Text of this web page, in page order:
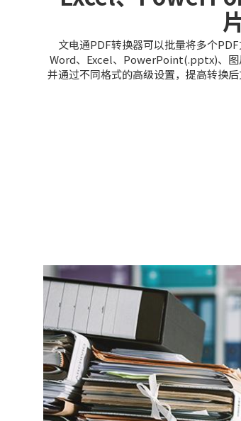
文电通PDF转换器可以批量将多个
Word、Excel、PowerPoint(.pptx)、图
并通过不同格式的高级设置，提高转换